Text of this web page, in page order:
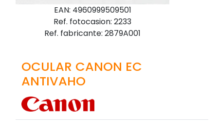
EAN: 4960999509501
Ref. fotocasion: 2233
Ref. fabricante: 2879A001
OCULAR CANON EC
ANTIVAHO